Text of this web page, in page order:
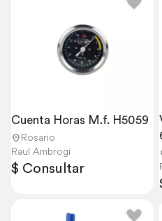
Cuenta Horas M.f. H5059
Rosario
Raul Ambrogi
$ Consultar